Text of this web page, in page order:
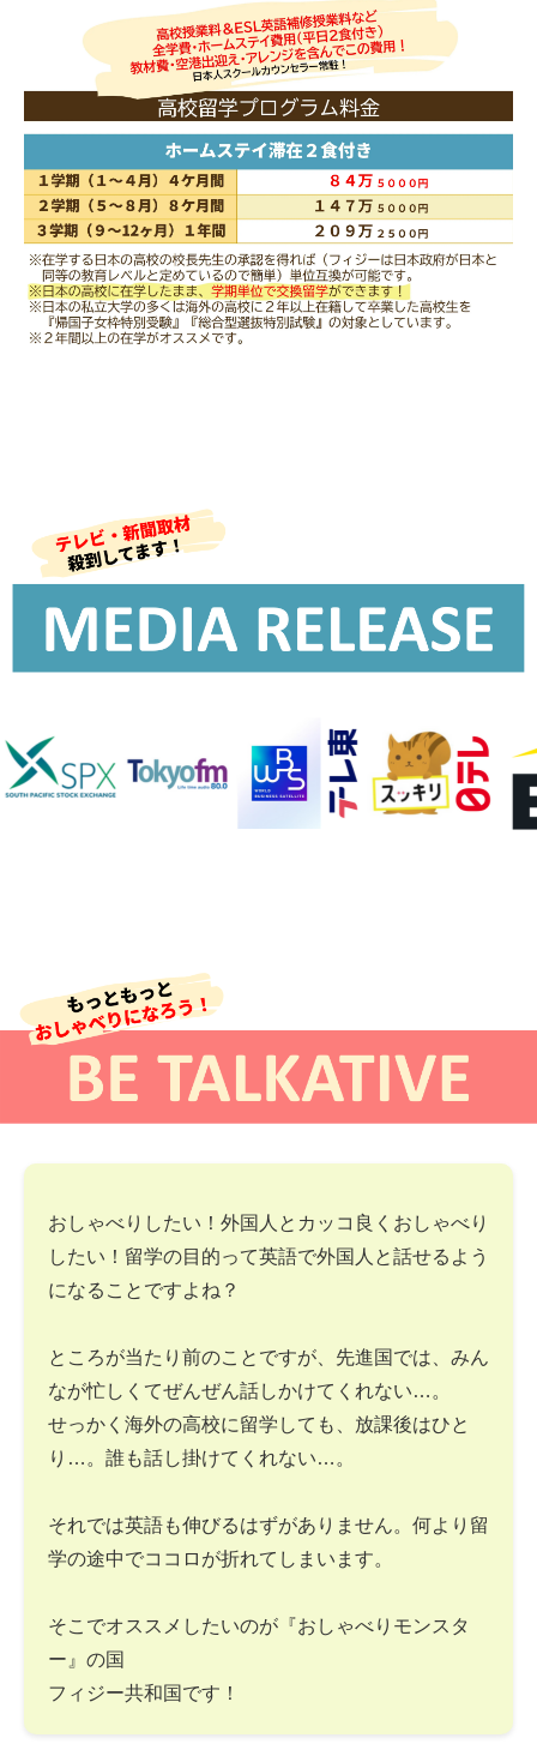
おしゃべりしたい！外国人とカッコ良くおしゃべり
したい！留学の目的って英語で外国人と話せるよう
になることですよね？
ところが当たり前のことですが、先進国では、みん
なが忙しくてぜんぜん話しかけてくれない…。
せっかく海外の高校に留学しても、放課後はひと
り…。誰も話し掛けてくれない…。
それでは英語も伸びるはずがありません。何より留
学の途中でココロが折れてしまいます。
そこでオススメしたいのが『おしゃべりモンスタ
ー』の国
フィジー共和国です！